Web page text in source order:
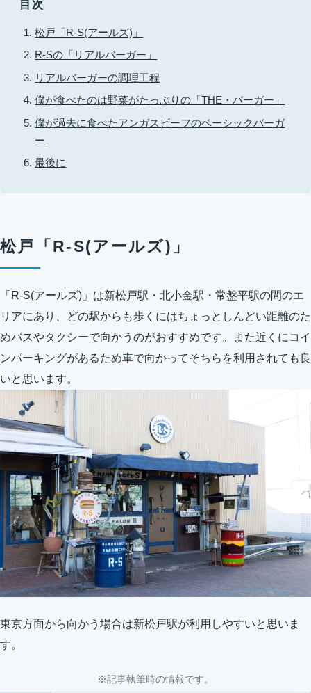
目次
松戸「R-S(アールズ)」
R-Sの「リアルバーガー」
リアルバーガーの調理工程
僕が食べたのは野菜がたっぷりの「THE・バーガー」
僕が過去に食べたアンガスビーフのベーシックバーガ
ー
最後に
松戸「R-S(アールズ)」
「R-S(アールズ)」は新松戸駅・北小金駅・常盤平駅の間のエ
リアにあり、どの駅からも歩くにはちょっとしんどい距離のた
めバスやタクシーで向かうのがおすすめです。また近くにコイ
ンパーキングがあるため車で向かってそちらを利用されても良
いと思います。
東京方面から向かう場合は新松戸駅が利用しやすいと思いま
す。
※記事執筆時の情報です。